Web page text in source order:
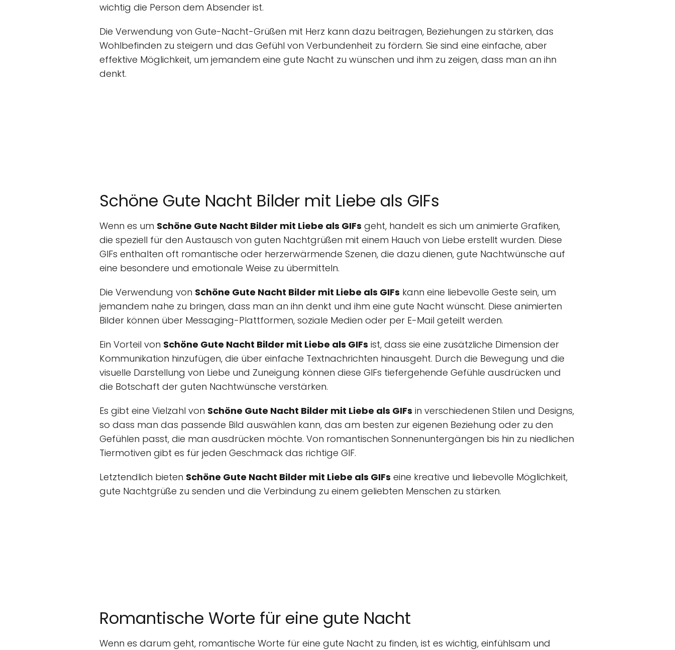
wichtig die Person dem Absender ist.
Die Verwendung von Gute-Nacht-Grüßen mit Herz kann dazu beitragen, Beziehungen zu stärken, das
Wohlbefinden zu steigern und das Gefühl von Verbundenheit zu fördern. Sie sind eine einfache, aber
effektive Möglichkeit, um jemandem eine gute Nacht zu wünschen und ihm zu zeigen, dass man an ihn
denkt.
Schöne Gute Nacht Bilder mit Liebe als GIFs
Wenn es um Schöne Gute Nacht Bilder mit Liebe als GIFs geht, handelt es sich um animierte Grafiken,
die speziell für den Austausch von guten Nachtgrüßen mit einem Hauch von Liebe erstellt wurden. Diese
GIFs enthalten oft romantische oder herzerwärmende Szenen, die dazu dienen, gute Nachtwünsche auf
eine besondere und emotionale Weise zu übermitteln.
Die Verwendung von Schöne Gute Nacht Bilder mit Liebe als GIFs kann eine liebevolle Geste sein, um
jemandem nahe zu bringen, dass man an ihn denkt und ihm eine gute Nacht wünscht. Diese animierten
Bilder können über Messaging-Plattformen, soziale Medien oder per E-Mail geteilt werden.
Ein Vorteil von Schöne Gute Nacht Bilder mit Liebe als GIFs ist, dass sie eine zusätzliche Dimension der
Kommunikation hinzufügen, die über einfache Textnachrichten hinausgeht. Durch die Bewegung und die
visuelle Darstellung von Liebe und Zuneigung können diese GIFs tiefergehende Gefühle ausdrücken und
die Botschaft der guten Nachtwünsche verstärken.
Es gibt eine Vielzahl von Schöne Gute Nacht Bilder mit Liebe als GIFs in verschiedenen Stilen und Designs,
so dass man das passende Bild auswählen kann, das am besten zur eigenen Beziehung oder zu den
Gefühlen passt, die man ausdrücken möchte. Von romantischen Sonnenuntergängen bis hin zu niedlichen
Tiermotiven gibt es für jeden Geschmack das richtige GIF.
Letztendlich bieten Schöne Gute Nacht Bilder mit Liebe als GIFs eine kreative und liebevolle Möglichkeit,
gute Nachtgrüße zu senden und die Verbindung zu einem geliebten Menschen zu stärken.
Romantische Worte für eine gute Nacht
Wenn es darum geht, romantische Worte für eine gute Nacht zu finden, ist es wichtig, einfühlsam und